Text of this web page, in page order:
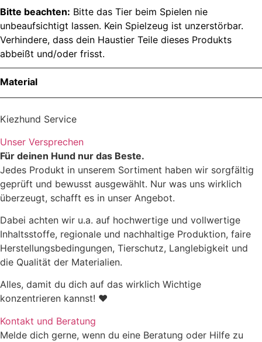
Bitte beachten: Bitte das Tier beim Spielen nie
unbeaufsichtigt lassen. Kein Spielzeug ist unzerstörbar.
Verhindere, dass dein Haustier Teile dieses Produkts
abbeißt und/oder frisst.
Material
Pflegehinweis
Kiezhund Service
Unser Versprechen
Für deinen Hund nur das Beste.
Jedes Produkt in unserem Sortiment haben wir sorgfältig
geprüft und bewusst ausgewählt. Nur was uns wirklich
überzeugt, schafft es in unser Angebot.
Dabei achten wir u.a. auf hochwertige und vollwertige
Inhaltsstoffe, regionale und nachhaltige Produktion, faire
Herstellungsbedingungen, Tierschutz, Langlebigkeit und
die Qualität der Materialien.
Alles, damit du dich auf das wirklich Wichtige
konzentrieren kannst! ♥
Kontakt und Beratung
Melde dich gerne, wenn du eine Beratung oder Hilfe zu